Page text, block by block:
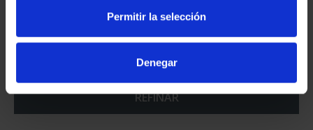
Permitir la selección
Denegar
REFINAR